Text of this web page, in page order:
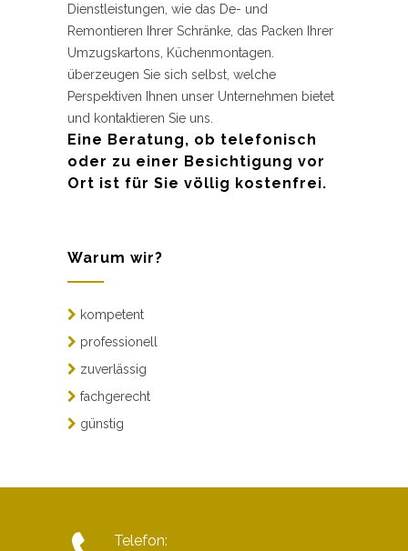
Dienstleistungen, wie das De- und
Remontieren Ihrer Schränke, das Packen Ihrer
Umzugskartons, Küchenmontagen.
überzeugen Sie sich selbst, welche
Perspektiven Ihnen unser Unternehmen bietet
und kontaktieren Sie uns.
Eine Beratung, ob telefonisch
oder zu einer Besichtigung vor
Ort ist für Sie völlig kostenfrei.
Warum wir?
kompetent
professionell
zuverlässig
fachgerecht
günstig
Telefon: